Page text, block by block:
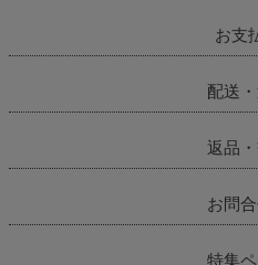
お支
配送
返品
お問
特集